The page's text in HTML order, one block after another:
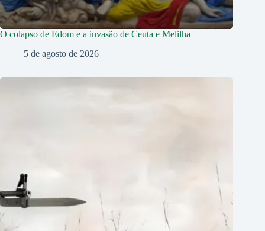
O colapso de Edom e a invasão de Ceuta e Melilha
5 de agosto de 2026